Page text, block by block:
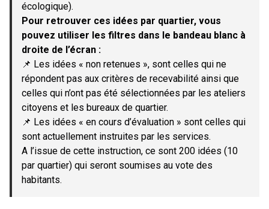
écologique).
Pour retrouver ces idées par quartier, vous
pouvez utiliser les filtres dans le bandeau blanc à
droite de l’écran :
📌 Les idées « non retenues », sont celles qui ne
répondent pas aux critères de recevabilité ainsi que
celles qui n’ont pas été sélectionnées par les ateliers
citoyens et les bureaux de quartier.
📌 Les idées « en cours d’évaluation » sont celles qui
sont actuellement instruites par les services.
A l’issue de cette instruction, ce sont 200 idées (10
par quartier) qui seront soumises au vote des
habitants.